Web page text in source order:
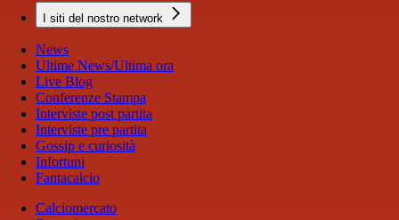
I siti del nostro network
News
Ultime News/Ultima ora
Live Blog
Conferenze Stampa
Interviste post partita
Interviste pre partita
Gossip e curiosità
Infortuni
Fantacalcio
Calciomercato